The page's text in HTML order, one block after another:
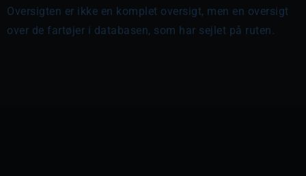
Oversigten er ikke en komplet oversigt, men en oversigt
over de fartøjer i databasen, som har sejlet på ruten.